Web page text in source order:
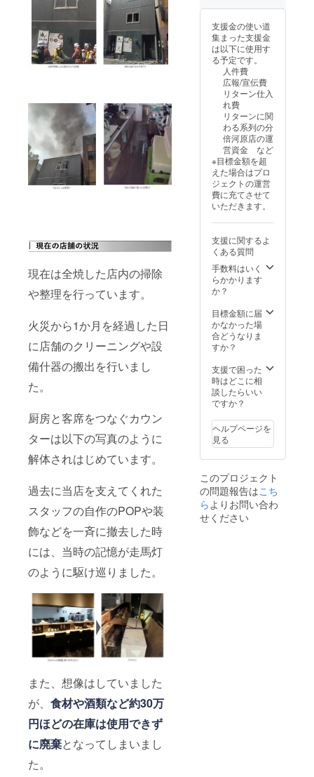
現在は全焼した店内の掃除
や整理を行っています。
火災から1か月を経過した日
に店舗のクリーニングや設
備什器の搬出を行いまし
た。
厨房と客席をつなぐカウン
ターは以下の写真のように
解体されはじめています。
過去に当店を支えてくれた
スタッフの自作のPOPや装
飾などを一斉に撤去した時
には、当時の記憶が走馬灯
のように駆け巡りました。
また、想像はしていました
が、 食材や酒類など約30万
円ほどの在庫は使用できず
に廃棄となってしまいまし
た。
金額」
を必ず
ご確認
くださ
い ✓上
乗せ支
援も含
めた
の支援
金額」
を基に
計算
だけま
す ■注
意事項
・食事
券の有
効期
間：
2025年
1月1
日〜
2025年
12月31
日の12
か月間
・現金
への交
換はで
きず、
おつり
はでま
せん ・
食事券
はメー
ルにて
お渡し
ご利用
時にス
タッフ
ファン
ディン
グで支
援し
お声掛
さい ・
ご支援
いただ
く際に
は下記
の「シ
ステム
れます
■おスス
メポイ
ント ・
油そば
ヘビー
ユー
ザーに
おスス
メ ・ご
自宅や
勤務先
などに
配送い
たしま
す ・
トッピ
ングや
食べ方
などを
アレン
ジして
お楽し
みくだ
さい ■
事券の
有効期
間：
日〜
2025年
12月31
日の12
・現金
への交
換はで
きず、
はでま
せん ・
食事券
はメー
名)、ロ
ゴを掲
示 ✓注
意事
項：支
援時、
必ず備
考欄に
下記の
内容を
ご記入
くださ
い [掲載
有無
_○×] [お
名前_掲
載を希
望する
企業名
(団体
表者氏
名、個
人は氏
名] [ロ
※ロゴの
掲示を
ご希望
は、プ
ロジェ
クト終
了後に
する
メール
にて画
像の受
行いま
すので
必ずご
確認く
ださい
から1年
載方
法：企
業名(団
体名)・
代表者
氏名(個
人は氏
ゴを掲
示 ✓注
意事
項：支
援時、
必ず備
考欄に
下記の
内容を
ご記入
い [掲載
有無
_○×] [お
名前_掲
載を希
企業名
(団体
名)・代
表者氏
人は氏
名] [ロ
ゴの掲
載_○×]
掲示を
ご希望
の支援
者様
ロジェ
クト終
了後に
お送り
する
支援金の使い道
集まった支援金
は以下に使用す
る予定です。
人件費
広報/宣伝費
リターン仕入
れ費
リターンに関
わる系列の分
倍河原店の運
営資金 など
※目標金額を超
えた場合はプロ
ジェクトの運営
費に充てさせて
いただきます。
支援に関するよ
くある質問
手数料はいく
らかかります
か？
目標金額に届
かなかった場
合どうなりま
すか？
支援で困った
時はどこに相
談したらいい
ですか？
ヘルプページを
見る
このプロジェクト
の問題報告はこち
らよりお問い合わ
せください